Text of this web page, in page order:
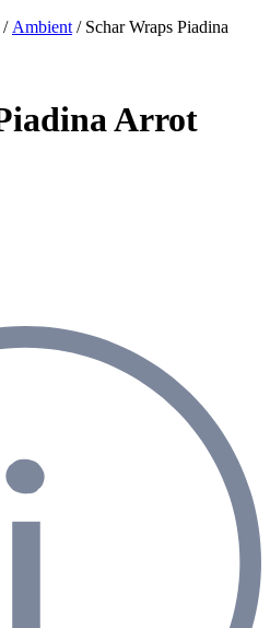
/ Ambient / Schar Wraps Piadina
Arrot